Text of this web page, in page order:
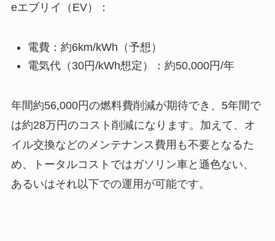
eエブリイ（EV）：
電費：約6km/kWh（予想）
電気代（30円/kWh想定）：約50,000円/年
年間約56,000円の燃料費削減が期待でき、5年間で
は約28万円のコスト削減になります。加えて、オ
イル交換などのメンテナンス費用も不要となるた
め、トータルコストではガソリン車と遜色ない、
あるいはそれ以下での運用が可能です。